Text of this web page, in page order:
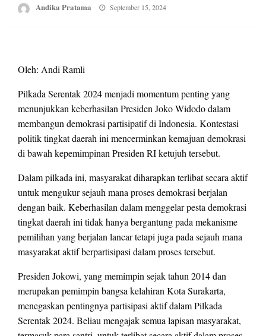
Andika Pratama
Posted
September 15, 2024
Oleh: Andi Ramli
Pilkada Serentak 2024 menjadi momentum penting yang
menunjukkan keberhasilan Presiden Joko Widodo dalam
membangun demokrasi partisipatif di Indonesia. Kontestasi
politik tingkat daerah ini mencerminkan kemajuan demokrasi
di bawah kepemimpinan Presiden RI ketujuh tersebut.
Dalam pilkada ini, masyarakat diharapkan terlibat secara aktif
untuk mengukur sejauh mana proses demokrasi berjalan
dengan baik. Keberhasilan dalam menggelar pesta demokrasi
tingkat daerah ini tidak hanya bergantung pada mekanisme
pemilihan yang berjalan lancar tetapi juga pada sejauh mana
masyarakat aktif berpartisipasi dalam proses tersebut.
Presiden Jokowi, yang memimpin sejak tahun 2014 dan
merupakan pemimpin bangsa kelahiran Kota Surakarta,
menegaskan pentingnya partisipasi aktif dalam Pilkada
Serentak 2024. Beliau mengajak semua lapisan masyarakat,